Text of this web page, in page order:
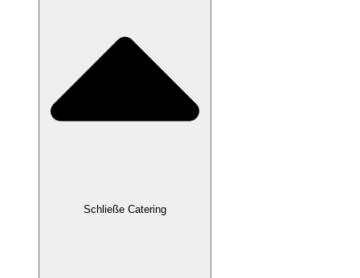
Schließe Catering